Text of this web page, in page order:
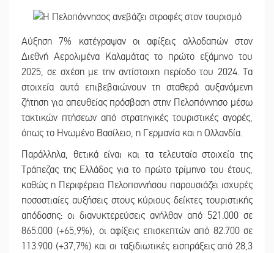
Αύξηση 7% κατέγραψαν οι αφίξεις αλλοδαπών στον
Διεθνή Αερολιμένα Καλαμάτας το πρώτο εξάμηνο του
2025, σε σχέση με την αντίστοιχη περίοδο του 2024. Τα
στοιχεία αυτά επιβεβαιώνουν τη σταθερά αυξανόμενη
ζήτηση για απευθείας πρόσβαση στην Πελοπόννησο μέσω
τακτικών πτήσεων από στρατηγικές τουριστικές αγορές,
όπως το Ηνωμένο Βασίλειο, η Γερμανία και η Ολλανδία.
Παράλληλα, θετικά είναι και τα τελευταία στοιχεία της
Τράπεζας της Ελλάδος για το πρώτο τρίμηνο του έτους,
καθώς η Περιφέρεια Πελοποννήσου παρουσιάζει ισχυρές
ποσοστιαίες αυξήσεις στους κύριους δείκτες τουριστικής
απόδοσης: οι διανυκτερεύσεις ανήλθαν από 521.000 σε
865.000 (+65,9%), οι αφίξεις επισκεπτών από 82.700 σε
113.900 (+37,7%) και οι ταξιδιωτικές εισπράξεις από 28,3